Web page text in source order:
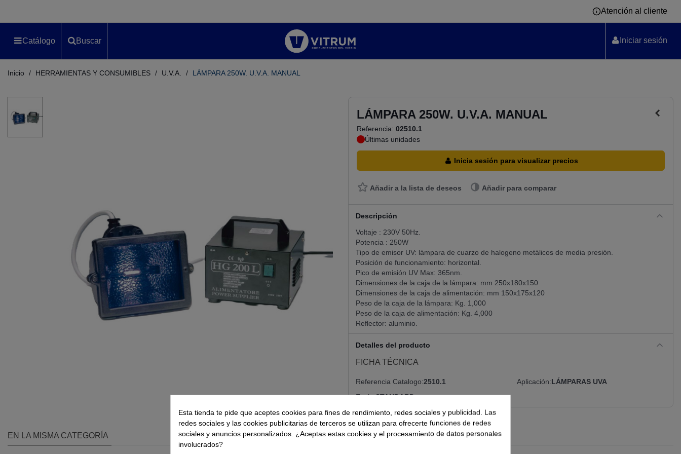
Atención al cliente
Catálogo Buscar Iniciar sesión
Inicio / HERRAMIENTAS Y CONSUMIBLES / U.V.A. / LÁMPARA 250W. U.V.A. MANUAL
LÁMPARA 250W. U.V.A. MANUAL
Referencia: 02510.1
Últimas unidades
Inicia sesión para visualizar precios
Añadir a la lista de deseos Añadir para comparar
Descripción
Voltaje : 230V 50Hz.
Potencia : 250W
Tipo de emisor UV: lámpara de cuarzo de halogeno metálicos de media presión.
Posición de funcionamiento: horizontal.
Pico de emisión UV Max: 365nm.
Dimensiones de la caja de la lámpara: mm 250x180x150
Dimensiones de la caja de alimentación: mm 150x175x120
Peso de la caja de la lámpara: Kg. 1,000
Peso de la caja de alimentación: Kg. 4,000
Reflector: aluminio.
Detalles del producto
FICHA TÉCNICA
Referencia Catalogo 2510.1 Aplicación LÁMPARAS UVA
Envio STANDARD
EN LA MISMA CATEGORÍA
Esta tienda te pide que aceptes cookies para fines de rendimiento, redes sociales y publicidad. Las
redes sociales y las cookies publicitarias de terceros se utilizan para ofrecerte funciones de redes
sociales y anuncios personalizados. ¿Aceptas estas cookies y el procesamiento de datos personales
involucrados?